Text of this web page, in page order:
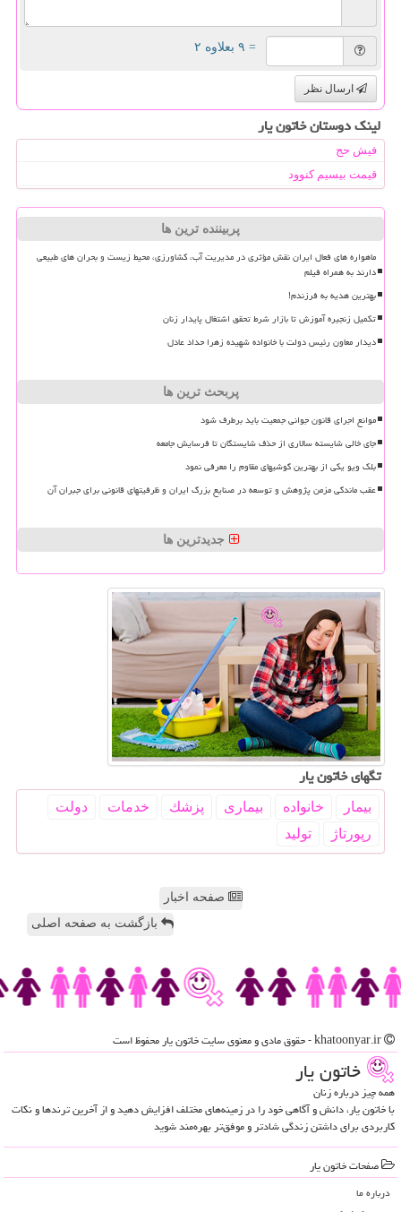
= ۹ بعلاوه ۲
ارسال نظر
لینک دوستان خاتون یار
فیش حج
قیمت بیسیم کنوود
پربیننده ترین ها
ماهواره های فعال ایران نقش مؤثری در مدیریت آب، کشاورزی، محیط زیست و بحران های طبیعی
دارند به همراه فیلم
بهترین هدیه به فرزندم!
تکمیل زنجیره آموزش تا بازار شرط تحقق اشتغال پایدار زنان
دیدار معاون رئیس دولت با خانواده شهیده زهرا حداد عادل
پربحث ترین ها
موانع اجرای قانون جوانی جمعیت باید برطرف شود
جای خالی شایسته سالاری از حذف شایستگان تا فرسایش جامعه
بلک ویو یکی از بهترین گوشیهای مقاوم را معرفی نمود
عقب ماندگی مزمن پژوهش و توسعه در صنایع بزرگ ایران و ظرفیتهای قانونی برای جبران آن
جدیدترین ها
تگهای خاتون یار
بیمار خانواده بیماری پزشك خدمات
دولت
رپورتاژ
تولید
صفحه اخبار
بازگشت به صفحه اصلی
خاتون یار
همه چیز درباره زنان
با خاتون یار، دانش و آگاهی خود را در زمینه‌های مختلف افزایش دهید و از آخرین ترندها و نکات
کاربردی برای داشتن زندگی شادتر و موفق‌تر بهره‌مند شوید
صفحات خاتون یار
درباره ما